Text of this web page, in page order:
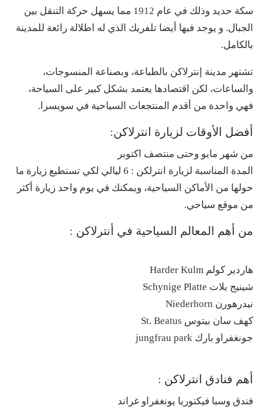
سكة حديد وذلك في عام 1912 مما يسهل حركة التنقل بين
الجبال. و يوجد فيها أيضا تلفريك الذي له اطلالة رائعة للمدينة
بالكامل.
تشتهر مدينة إنترلاكن بالطباعة، وبصناعة المنسوجات،
والساعات، لكن اقتصادها يعتمد بشكل كبير على السياحة،
فهي واحدة من أقدم المنتجعات السياحية في سويسرا.
أفضل الأوقات لزيارة انترلاكن:
من شهر مايو وحتى منتصف اكتوبر
المدة المناسبة لزيارة انترلكن : 6 ليالي لكي تستطيع زيارة ما
حولها من الأماكن السياحية، ويمكنك في يوم واحد زيارة أكثر
من موقع سياحي.
من أهم المعالم السياحية في أنترلاكن :
هاردير كولم Harder Kulm
شينيج بلات Schynige Platte
نيدرهورن Niederhorn
كهف سان بيتوس St. Beatus
جونغفراو بارك jungfrau park
أهم فنادق انترلاكن :
فندق وسبا فيكتوريا يونغفراو غراند